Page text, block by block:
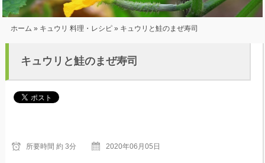
ホーム » キュウリ 料理・レシピ» キュウリと鮭のまぜ寿司
キュウリと鮭のまぜ寿司
所要時間 約 3分 2020年06月05日